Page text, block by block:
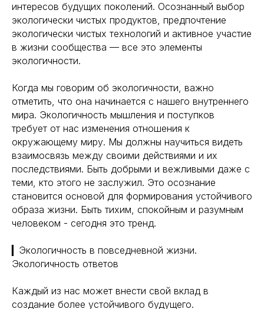
интересов будущих поколений. Осознанный выбор
экологически чистых продуктов, предпочтение
экологически чистых технологий и активное участие
в жизни сообщества — все это элементы
экологичности.
Когда мы говорим об экологичности, важно
отметить, что она начинается с нашего внутреннего
мира. Экологичность мышления и поступков
требует от нас изменения отношения к
окружающему миру. Мы должны научиться видеть
взаимосвязь между своими действиями и их
последствиями. Быть добрыми и вежливыми даже с
теми, кто этого не заслужил. Это осознание
становится основой для формирования устойчивого
образа жизни. Быть тихим, спокойным и разумным
человеком - сегодня это тренд.
▎Экологичность в повседневной жизни.
Экологичность ответов
Каждый из нас может внести свой вклад в
создание более устойчивого будущего.